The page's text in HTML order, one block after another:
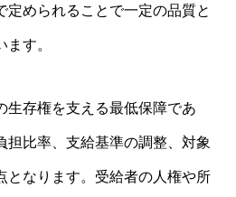
定められることで一定の品質と
す。
生存権を支える最低保障であ
担比率、支給基準の調整、対象
となります。受給者の人権や所